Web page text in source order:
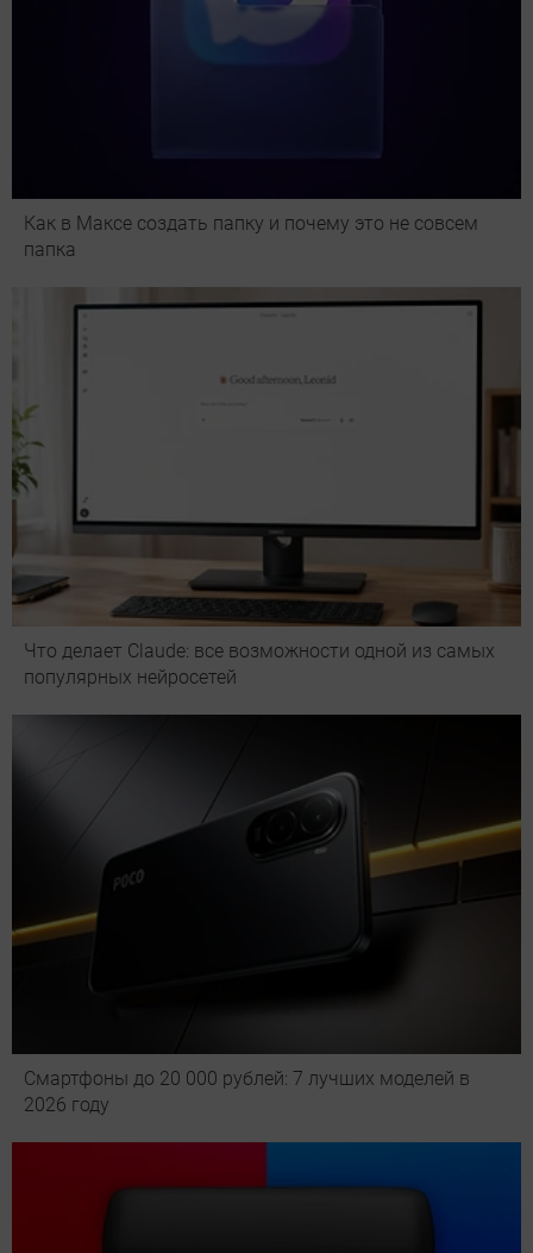
Как в Максе создать папку и почему это не совсем
папка
Что делает Сlaude: все возможности одной из самых
популярных нейросетей
Смартфоны до 20 000 рублей: 7 лучших моделей в
2026 году